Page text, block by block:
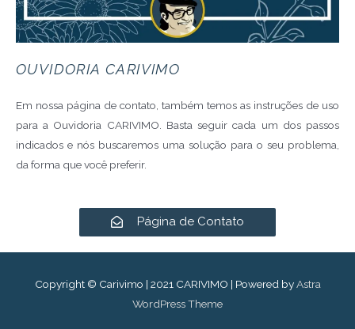
OUVIDORIA CARIVIMO
Em nossa página de contato, também temos as instruções de uso
para a Ouvidoria CARIVIMO. Basta seguir cada um dos passos
indicados e nós buscaremos uma solução para o seu problema,
da forma que você preferir.
Página de Contato
Copyright © Carivimo | 2021 CARIVIMO | Powered byAstra
WordPress Theme